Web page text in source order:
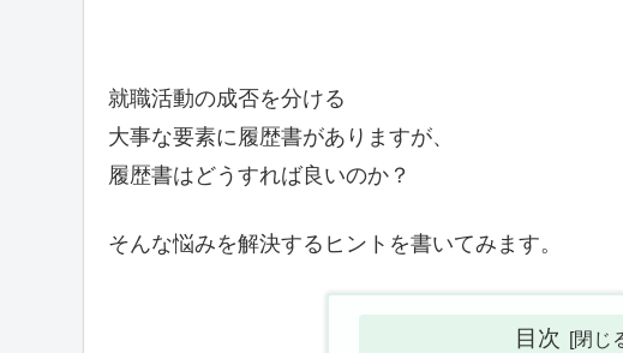
就職活動の成否を分ける
大事な要素に履歴書がありますが、
履歴書はどうすれば良いのか？
そんな悩みを解決するヒントを書いてみます。
目次